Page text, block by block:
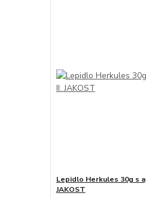
Lepidlo Herkules 30g s
JAKOST